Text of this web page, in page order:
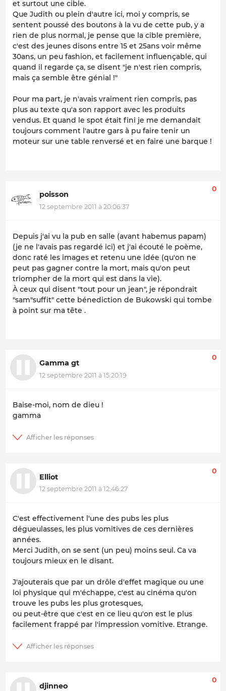
et surtout une cible.
Que Judith ou plein d'autre ici, moi y compris, se
sentent poussé des boutons à la vu de cette pub, y a
rien de plus normal, je pense que la cible première,
c'est des jeunes disons entre 15 et 25ans voir même
30ans, un peu fashion, et facilement influençable, qui
quand il regarde ça, se disent "je n'est rien compris,
mais ça semble être génial !"
Pour ma part, je n'avais vraiment rien compris, pas
plus au texte qu'a son rapport avec les produits
vendus. Et quand le spot était fini je me demandait
toujours comment l'autre gars à pu faire tenir un
moteur sur une table renversé et en faire une barque !
poisson
12 septembre 2011 à 20:06:37
0
Depuis j'ai vu la pub en salle (avant habemus papam)
(je ne l'avais pas regardé ici) et j'ai écouté le poème,
donc raté les images et retenu une idée (qu'on ne
peut pas gagner contre la mort, mais qu'on peut
triompher de la mort qui est dans la vie).
À ceux qui disent "tout pour un jean", je répondrait
"sam"suffit" cette bénediction de Bukowski qui tombe
à point sur ma tête .
Gamma gt
12 septembre 2011 à 15:20:19
0
Baise-moi, nom de dieu !
gamma
Elliot
12 septembre 2011 à 12:46:27
0
C'est effectivement l'une des pubs les plus
dégueulasses, les plus vomitives de ces dernières
années.
Merci Judith, on se sent (un peu) moins seul. Ca va
toujours mieux en le disant.
J'ajouterais que par un drôle d'effet magique ou une
loi physique qui m'échappe, c'est au cinéma qu'on
trouve les pubs les plus grotesques,
ou peut-être que c'est en ce lieu qu'on est le plus
facilement frappé par l'impression vomitive. Etrange.
djinneo
0